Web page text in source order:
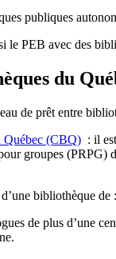
publiques
le PEB avec des
du
de prêt entre
Québec (CBQ) : il
groupes
bibliothèque de :
de plus d’une